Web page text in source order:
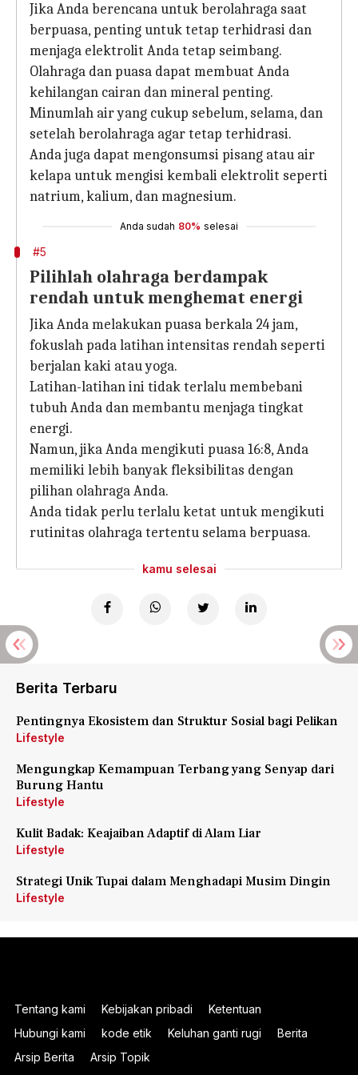
Jika Anda berencana untuk berolahraga saat
berpuasa, penting untuk tetap terhidrasi dan
menjaga elektrolit Anda tetap seimbang.
Olahraga dan puasa dapat membuat Anda
kehilangan cairan dan mineral penting.
Minumlah air yang cukup sebelum, selama, dan
setelah berolahraga agar tetap terhidrasi.
Anda juga dapat mengonsumsi pisang atau air
kelapa untuk mengisi kembali elektrolit seperti
natrium, kalium, dan magnesium.
Anda sudah 80% selesai
#5
Pilihlah olahraga berdampak
rendah untuk menghemat energi
Jika Anda melakukan puasa berkala 24 jam,
fokuslah pada latihan intensitas rendah seperti
berjalan kaki atau yoga.
Latihan-latihan ini tidak terlalu membebani
tubuh Anda dan membantu menjaga tingkat
energi.
Namun, jika Anda mengikuti puasa 16:8, Anda
memiliki lebih banyak fleksibilitas dengan
pilihan olahraga Anda.
Anda tidak perlu terlalu ketat untuk mengikuti
rutinitas olahraga tertentu selama berpuasa.
kamu selesai
Berita Terbaru
Pentingnya Ekosistem dan Struktur Sosial bagi Pelikan
Lifestyle
Mengungkap Kemampuan Terbang yang Senyap dari
Burung Hantu
Lifestyle
Kulit Badak: Keajaiban Adaptif di Alam Liar
Lifestyle
Strategi Unik Tupai dalam Menghadapi Musim Dingin
Lifestyle
Tentang kami Kebijakan pribadi
Ketentuan
Hubungi kami
kode etik Keluhan ganti rugi
Berita
Arsip Berita
Arsip Topik